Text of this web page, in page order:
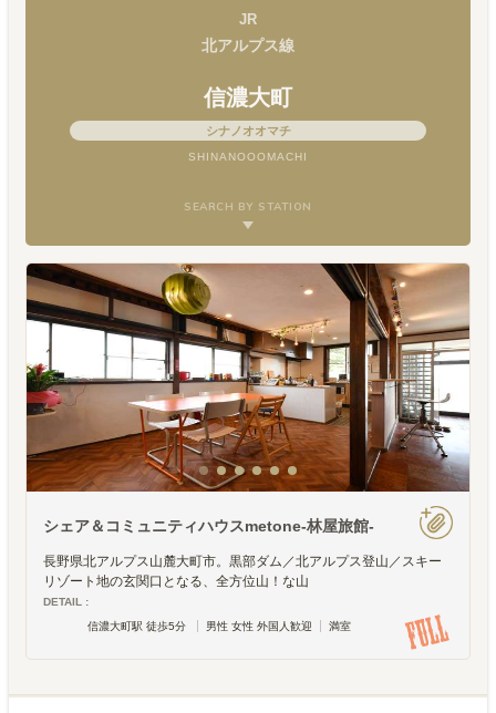
JR
北アルプス線
信濃大町
シナノオオマチ
SHINANOOOMACHI
SEARCH BY STATION
シェア＆コミュニティハウスmetone-林屋旅館-
長野県北アルプス山麓大町市。黒部ダム／北アルプス登山／スキー
リゾート地の玄関口となる、全方位山！な山
DETAIL :
信濃大町駅 徒歩5分
男性 女性 外国人歓迎 満室